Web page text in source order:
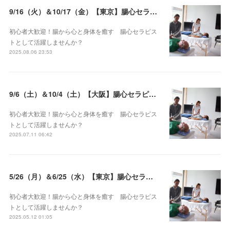
9/16（火）＆10/17（金）【東京】腸心セラピスト養成コース《２日間コース》開講決定
初心者大歓迎！腸から心と身体を癒す 腸心セラピス
トとして活躍しませんか？
2025.08.06 23:53
9/6（土）＆10/4（土）【大阪】腸心セラピスト養成コース《２日間コース》開講決定
初心者大歓迎！腸から心と身体を癒す 腸心セラピス
トとして活躍しませんか？
2025.07.11 06:42
5/26（月）＆6/25（水）【東京】腸心セラピスト養成コース《２日間コース》開講決定
初心者大歓迎！腸から心と身体を癒す 腸心セラピス
トとして活躍しませんか？
2025.05.12 01:05